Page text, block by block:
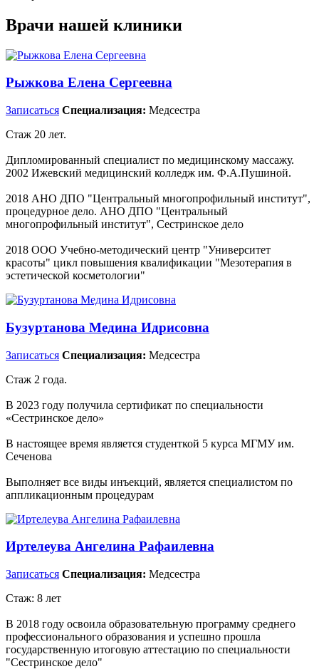
Врачи нашей клиники
Рыжкова Елена Сергеевна
Записаться Специализация: Медсестра
Стаж 20 лет.
Дипломированный специалист по медицинскому массажу.
2002 Ижевский медицинский колледж им. Ф.А.Пушиной.
2018 АНО ДПО "Центральный многопрофильный институт",
процедурное дело. АНО ДПО "Центральный
многопрофильный институт", Сестринское дело
2018 ООО Учебно-методический центр "Университет
красоты" цикл повышения квалификации "Мезотерапия в
эстетической косметологии"
Бузуртанова Медина Идрисовна
Записаться Специализация: Медсестра
Стаж 2 года.
В 2023 году получила сертификат по специальности
«Сестринское дело»
В настоящее время является студенткой 5 курса МГМУ им.
Сеченова
Выполняет все виды инъекций, является специалистом по
аппликационным процедурам
Иртелеува Ангелина Рафаилевна
Записаться Специализация: Медсестра
Стаж: 8 лет
В 2018 году освоила образовательную программу среднего
профессионального образования и успешно прошла
государственную итоговую аттестацию по специальности
"Сестринское дело"